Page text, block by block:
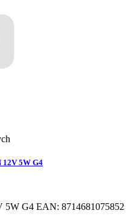
5W G4
G4 EAN: 8714681075852